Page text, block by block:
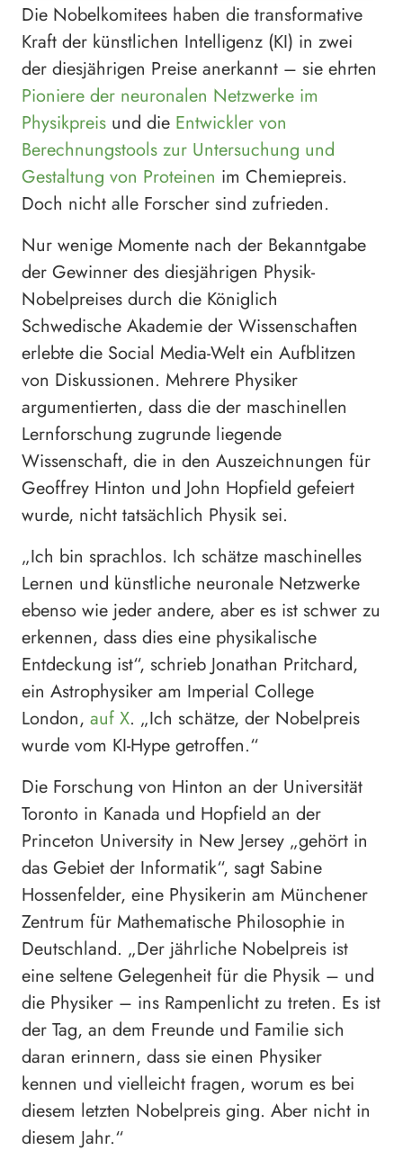
Die Nobelkomitees haben die transformative
Kraft der künstlichen Intelligenz (KI) in zwei
der diesjährigen Preise anerkannt – sie ehrten
Pioniere der neuronalen Netzwerke im
Physikpreis und die Entwickler von
Berechnungstools zur Untersuchung und
Gestaltung von Proteinen im Chemiepreis.
Doch nicht alle Forscher sind zufrieden.
Nur wenige Momente nach der Bekanntgabe
der Gewinner des diesjährigen Physik-
Nobelpreises durch die Königlich
Schwedische Akademie der Wissenschaften
erlebte die Social Media-Welt ein Aufblitzen
von Diskussionen. Mehrere Physiker
argumentierten, dass die der maschinellen
Lernforschung zugrunde liegende
Wissenschaft, die in den Auszeichnungen für
Geoffrey Hinton und John Hopfield gefeiert
wurde, nicht tatsächlich Physik sei.
„Ich bin sprachlos. Ich schätze maschinelles
Lernen und künstliche neuronale Netzwerke
ebenso wie jeder andere, aber es ist schwer zu
erkennen, dass dies eine physikalische
Entdeckung ist“, schrieb Jonathan Pritchard,
ein Astrophysiker am Imperial College
London, auf X. „Ich schätze, der Nobelpreis
wurde vom KI-Hype getroffen.“
Die Forschung von Hinton an der Universität
Toronto in Kanada und Hopfield an der
Princeton University in New Jersey „gehört in
das Gebiet der Informatik“, sagt Sabine
Hossenfelder, eine Physikerin am Münchener
Zentrum für Mathematische Philosophie in
Deutschland. „Der jährliche Nobelpreis ist
eine seltene Gelegenheit für die Physik – und
die Physiker – ins Rampenlicht zu treten. Es ist
der Tag, an dem Freunde und Familie sich
daran erinnern, dass sie einen Physiker
kennen und vielleicht fragen, worum es bei
diesem letzten Nobelpreis ging. Aber nicht in
diesem Jahr.“